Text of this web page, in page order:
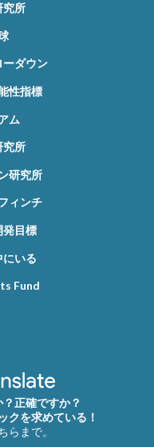
究所
ーダウン
性指標
ム
究所
研究所
ィンチ
発目標
にいる
Fund
正確ですか？
クを求めている！
らまで。